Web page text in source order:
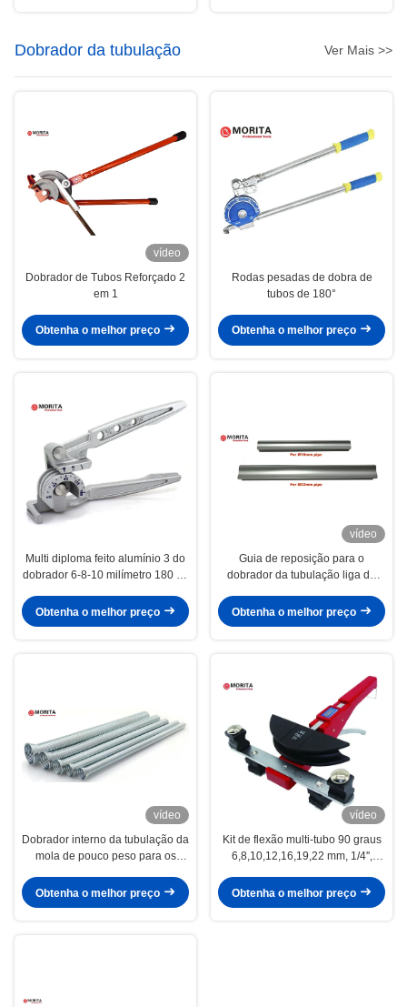
Dobrador da tubulação Ver Mais >>
vídeo
Dobrador de Tubos Reforçado 2
em 1
Obtenha o melhor preço
Rodas pesadas de dobra de
tubos de 180°
Obtenha o melhor preço
Multi diploma feito alumínio 3 do
dobrador 6-8-10 milímetro 180 da
Obtenha o melhor preço
vídeo
Guia de reposição para o
dobrador da tubulação liga de
que retém a forma da tubulação
nenhum enrugar-se
Obtenha o melhor preço
vídeo
Dobrador interno da tubulação da
mola de pouco peso para os
6,8,10,12,16,19mm, 1/4", 5/16",
3/8", 1/2”, 5/8", 3/4"
Obtenha o melhor preço
vídeo
Kit de flexão multi-tubo 90 graus
6,8,10,12,16,19,22 mm, 1/4'',
Liga de alumínio
Obtenha o melhor preço